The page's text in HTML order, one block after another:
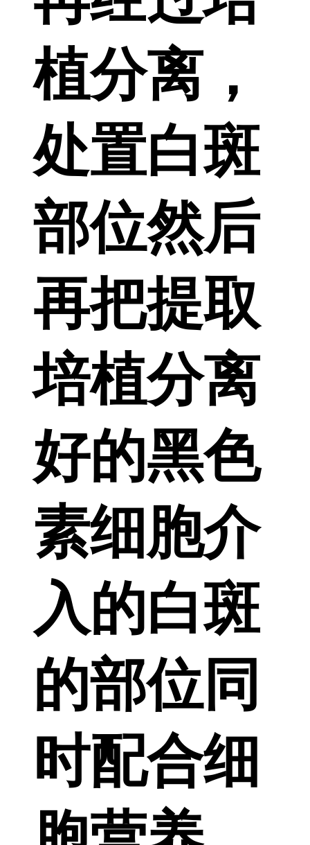
植分离，
处置白斑
部位然后
再把提取
培植分离
好的黑色
素细胞介
入的白斑
的部位同
时配合细